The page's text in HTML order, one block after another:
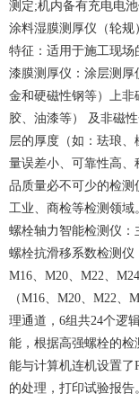
测定;机内备有充电电
涂料湿膜测厚仪（轮规
特征：适用于施工现场
漆膜测厚仪：涂层测
金和硬磁性钢等）上
胶、油漆等） 及非磁
层的厚度（如：珐琅
量误差小、可靠性高
品质量必不可少的检
工业、商检等检测领域
螺栓轴力智能检测仪：
螺栓抗滑移系数检测仪
M16、M20、M22、
（M16、M20、M22
理通道，6组共24个逻
能，根据高强螺栓的
能与计算机连机设置了
的处理，打印试验报告